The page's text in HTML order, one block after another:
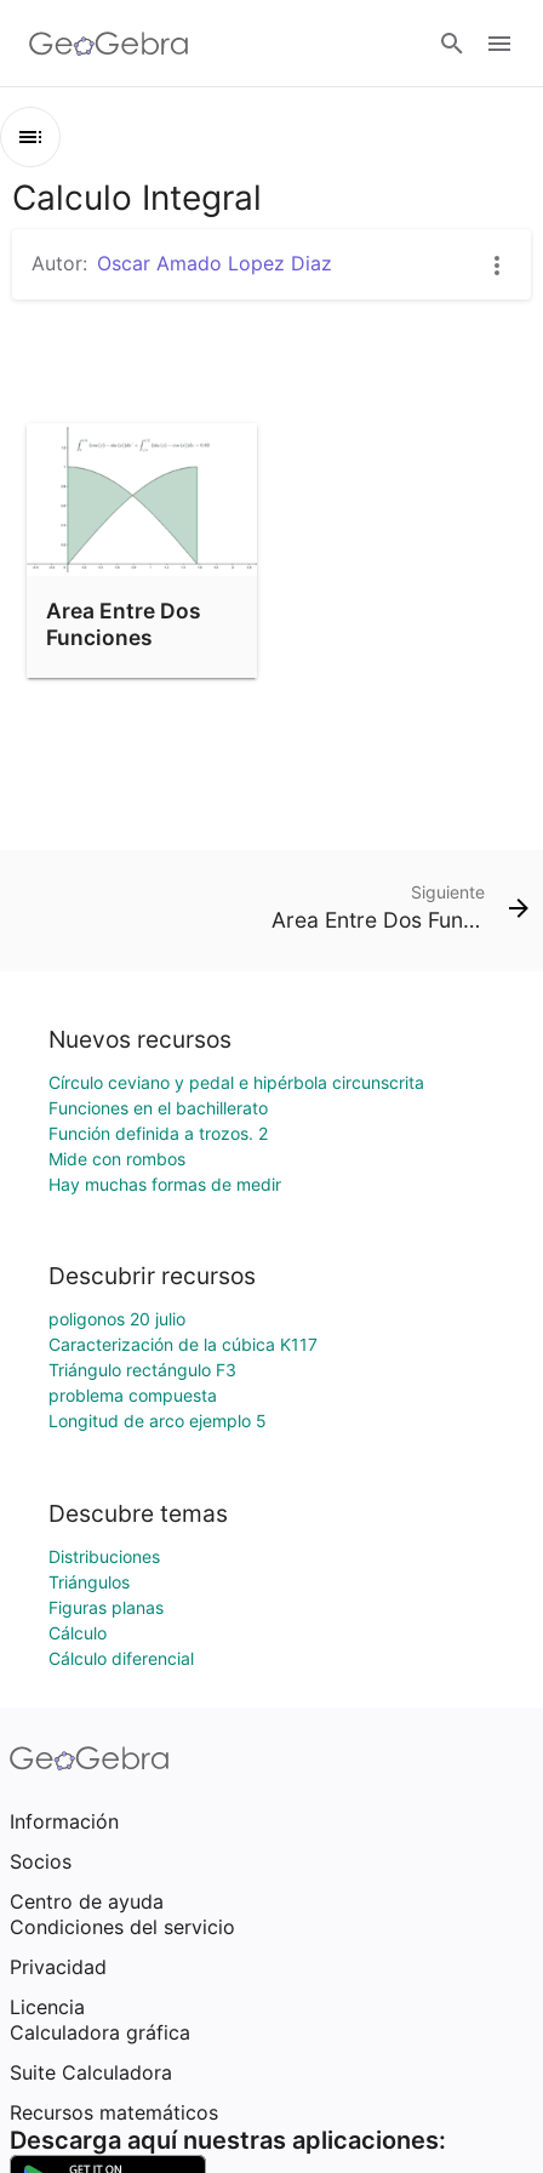
Esquema
Calculo Integral
Autor: Oscar Amado Lopez Diaz
Area Entre Dos
Funciones
Siguiente
Area Entre Dos Funciones
Nuevos recursos
Círculo ceviano y pedal e hipérbola circunscrita
Funciones en el bachillerato
Función definida a trozos. 2
Mide con rombos
Hay muchas formas de medir
Descubrir recursos
poligonos 20 julio
Caracterización de la cúbica K117
Triángulo rectángulo F3
problema compuesta
Longitud de arco ejemplo 5
Descubre temas
Distribuciones
Triángulos
Figuras planas
Cálculo
Cálculo diferencial
Información
Socios
Centro de ayuda
Condiciones del servicio
Privacidad
Licencia
Calculadora gráfica
Suite Calculadora
Recursos matemáticos
Descarga aquí nuestras aplicaciones: